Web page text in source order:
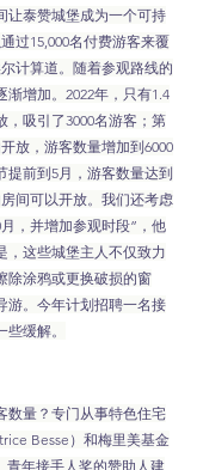
让泰赞城堡成为一个可持
过15,000名付费游客来覆
计算道。随着参观路线的
增加。2022年，只有1.4
，吸引了3000名游客；第
放，游客数量增加到6000
提前到5月，游客数量达到
间可以开放。我们还考虑
，并增加参观时段”，他
，这些城堡主人不仅致力
除涂鸦或更换破损的窗
游。今年计划招聘一名接
缓解。
数量？专门从事特色住宅
Besse）和梅里美基金
年接手人奖的赞助人建